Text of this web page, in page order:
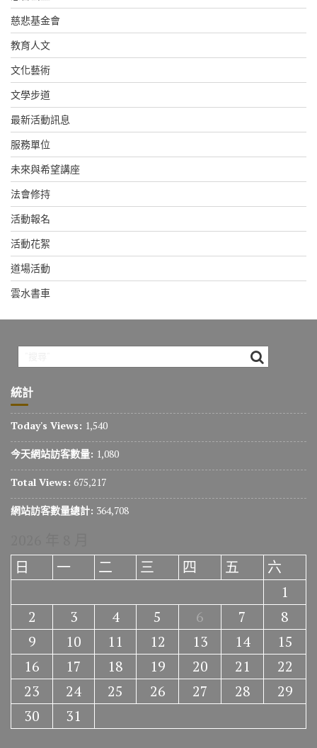
慈悲基金會
教育人文
文化藝術
文學步道
最新活動訊息
服務單位
未來與希望講座
法會修持
活動報名
活動花絮
道場活動
雲水書車
統計
Today's Views: 1,540
今天網站訪客數量: 1,080
Total Views: 675,217
網站訪客數量總計: 364,708
日
一 二 三 四 五
六
1
2
3 4 5 6 7
8
9
10 11 12 13 14
15
16
17 18 19 20 21
22
23
24 25 26 27 28
29
30
31